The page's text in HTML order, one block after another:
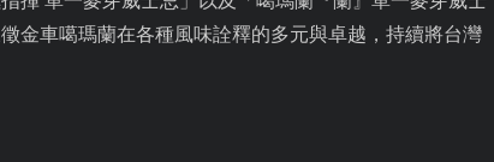
金車噶瑪蘭在各種風味詮釋的多元與卓越，持續將台灣